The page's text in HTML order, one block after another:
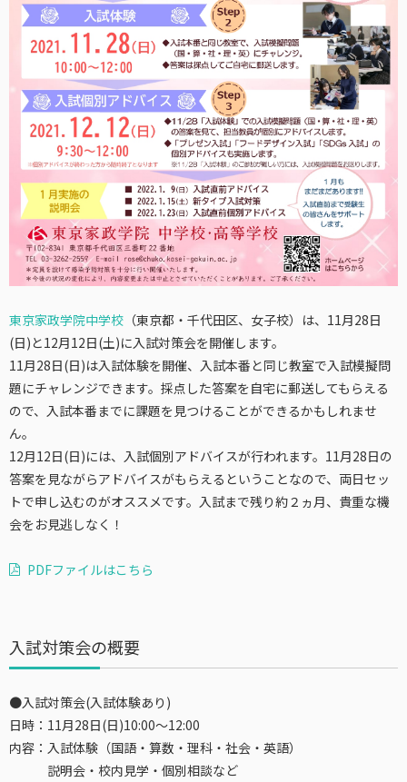
東京家政学院中学校 （東京都・千代田区、女子校）は、11月28日
(日)と12月12日(土)に入試対策会を開催します。
11月28日(日)は入試体験を開催、入試本番と同じ教室で入試模擬問
題にチャレンジできます。採点した答案を自宅に郵送してもらえる
ので、入試本番までに課題を見つけることができるかもしれませ
ん。
12月12日(日)には、入試個別アドバイスが行われます。11月28日の
答案を見ながらアドバイスがもらえるということなので、両日セッ
トで申し込むのがオススメです。入試まで残り約２ヵ月、貴重な機
会をお見逃しなく！
PDFファイルはこちら
入試対策会の概要
●入試対策会(入試体験あり)
日時：11月28日(日)10:00～12:00
内容：入試体験（国語・算数・理科・社会・英語）
説明会・校内見学・個別相談など